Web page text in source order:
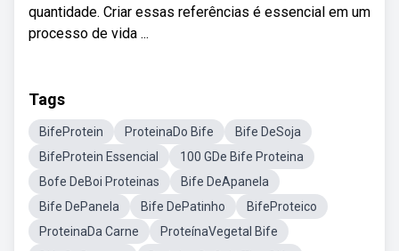
quantidade. Criar essas referências é essencial em um
processo de vida ...
Tags
BifeProtein ProteinaDo Bife
Bife DeSoja
BifeProtein Essencial
100 GDe Bife Proteina
Bofe DeBoi Proteinas
Bife DeApanela
Bife DePanela
Bife DePatinho
BifeProteico
ProteinaDa Carne
ProteínaVegetal Bife